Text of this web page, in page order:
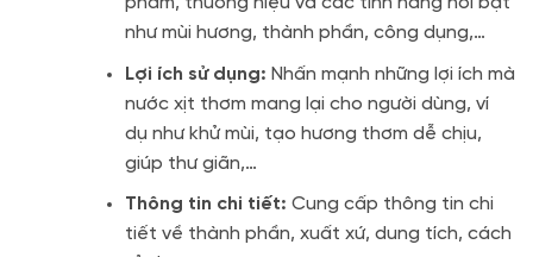
như mùi hương, thành phần, công dụng,…
Lợi ích sử dụng: Nhấn mạnh những lợi ích mà
nước xịt thơm mang lại cho người dùng, ví
dụ như khử mùi, tạo hương thơm dễ chịu,
giúp thư giãn,…
Thông tin chi tiết: Cung cấp thông tin chi
tiết về thành phần, xuất xứ, dung tích, cách